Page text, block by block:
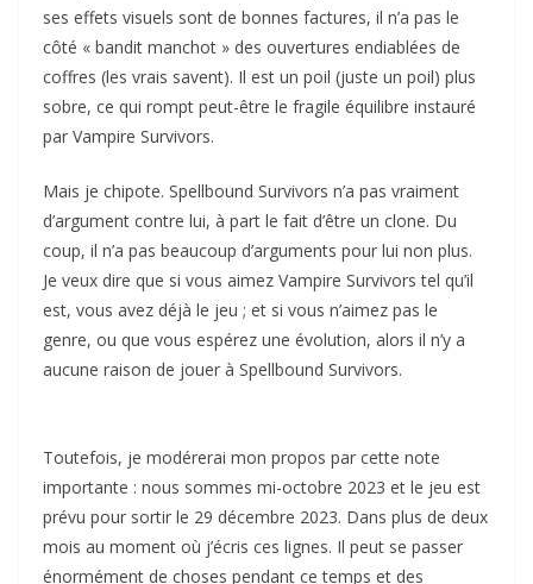
ses effets visuels sont de bonnes factures, il n’a pas le
côté « bandit manchot » des ouvertures endiablées de
coffres (les vrais savent). Il est un poil (juste un poil) plus
sobre, ce qui rompt peut-être le fragile équilibre instauré
par Vampire Survivors.
Mais je chipote. Spellbound Survivors n’a pas vraiment
d’argument contre lui, à part le fait d’être un clone. Du
coup, il n’a pas beaucoup d’arguments pour lui non plus.
Je veux dire que si vous aimez Vampire Survivors tel qu’il
est, vous avez déjà le jeu ; et si vous n’aimez pas le
genre, ou que vous espérez une évolution, alors il n’y a
aucune raison de jouer à Spellbound Survivors.
Toutefois, je modérerai mon propos par cette note
importante : nous sommes mi-octobre 2023 et le jeu est
prévu pour sortir le 29 décembre 2023. Dans plus de deux
mois au moment où j’écris ces lignes. Il peut se passer
énormément de choses pendant ce temps et des